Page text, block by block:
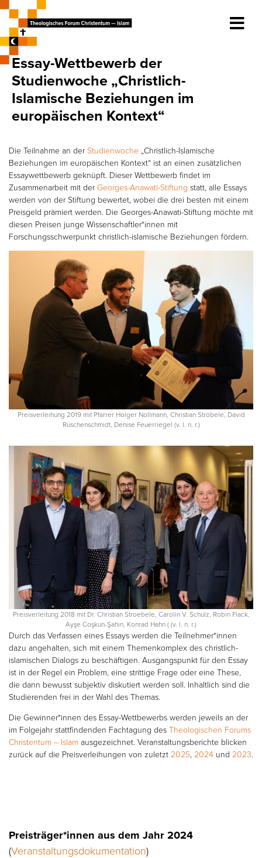
Essay-Wettbewerb der
Studienwoche „Christlich-
Islamische Beziehungen im
europäischen Kontext“
Die Teilnahme an derStudienwoche „Christlich-Islamische
Beziehungen im europäischen Kontext“ ist an einen zusätzlichen
Essaywettbewerb geknüpft. Dieser Wettbewerb findet im
Zusammenarbeit mit derGeorges-Anawati-Stiftung statt, alle Essays
werden von der Stiftung bewertet, wobei die drei besten mit einem
Preisgeld prämiert werden. Die Georges-Anawati-Stiftung möchte mit
diesen Preisen junge Wissenschaftler*innen mit
Forschungsschwerpunkt christlich-islamische Beziehungen fördern.
Preisverleihung 2019 mit Pfarrer Holger Nollmann, Christian Ströbele, David
Rüschenschmidt, Denise Feuerriegel (v. l. n. r.)
Preisverleitung 2018 mit Dr. Christian Stroebele, Carolin V. Schulz, Robin Flack,
Ayşe Coşkun-Şahin, Konrad Hahn ( (v. l. n. r.)
Durch das Verfassen eines Essays werden die Teilnehmer*innen
dazu angehalten, sich mit einem Themenkomplex des christlich-
islamischen Dialogs zu beschäftigen. Ausgangspunkt für den Essay
ist in der Regel ein Problem, eine strittige Frage oder eine These,
die dann bewusst subjektiv diskutiert werden soll. Inhaltlich sind die
Studierenden frei in der Wahl des Themas.
Die Gewinner*innen des Essay-Wettbewerbs werden jeweils an der
im Folgejahr stattfindenden Fachtagung des Theologischen Forums
Christentum – Islam ausgezeichnet. Veranstaltungsberichte blicken
zurück auf die Preisverleihungen von zuletzt 2025, 2024 und 2023.
Preisträger*innen aus dem Jahr 2024
(Veranstaltungsdokumentation)